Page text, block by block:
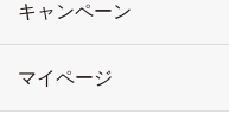
キャンペーン
マイページ